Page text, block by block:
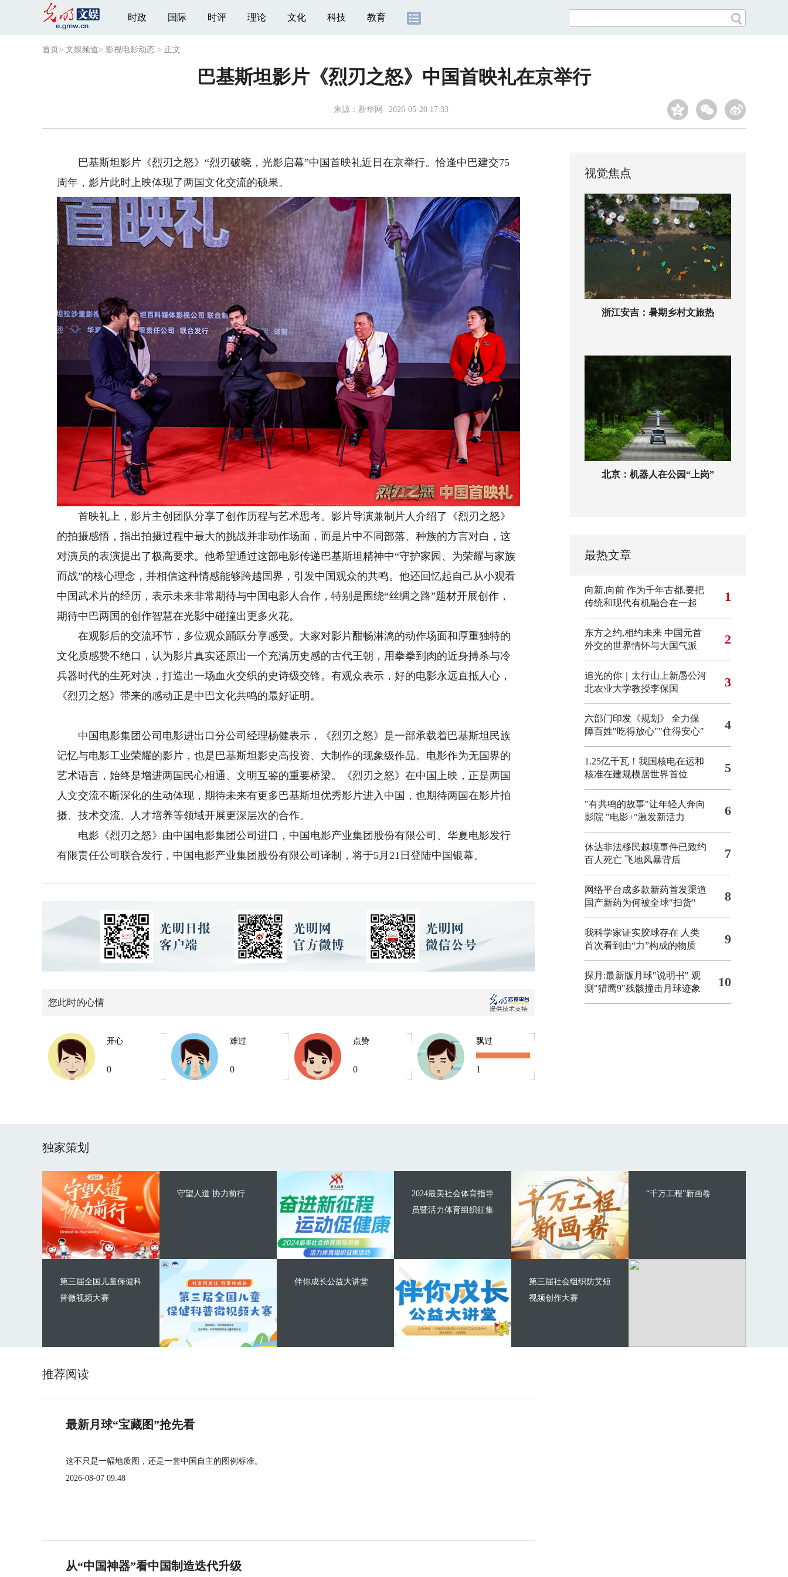
时政 国际 时评 理论 文化 科技 教育
首页 > 文娱频道> 影视电影动态 > 正文
巴基斯坦影片《烈刃之怒》中国首映礼在京举行
来源： 新华网 2026-05-20 17:33
巴基斯坦影片《烈刃之怒》“烈刃破晓，光影启幕”中国首映礼近日在京举行。恰逢中巴建交75
周年，影片此时上映体现了两国文化交流的硕果。
首映礼上，影片主创团队分享了创作历程与艺术思考。影片导演兼制片人介绍了《烈刃之怒》
的拍摄感悟，指出拍摄过程中最大的挑战并非动作场面，而是片中不同部落、种族的方言对白，这
对演员的表演提出了极高要求。他希望通过这部电影传递巴基斯坦精神中“守护家园、为荣耀与家族
而战”的核心理念，并相信这种情感能够跨越国界，引发中国观众的共鸣。他还回忆起自己从小观看
中国武术片的经历，表示未来非常期待与中国电影人合作，特别是围绕“丝绸之路”题材开展创作，
期待中巴两国的创作智慧在光影中碰撞出更多火花。
在观影后的交流环节，多位观众踊跃分享感受。大家对影片酣畅淋漓的动作场面和厚重独特的
文化质感赞不绝口，认为影片真实还原出一个充满历史感的古代王朝，用拳拳到肉的近身搏杀与冷
兵器时代的生死对决，打造出一场血火交织的史诗级交锋。有观众表示，好的电影永远直抵人心，
《烈刃之怒》带来的感动正是中巴文化共鸣的最好证明。
中国电影集团公司电影进出口分公司经理杨健表示，《烈刃之怒》是一部承载着巴基斯坦民族
记忆与电影工业荣耀的影片，也是巴基斯坦影史高投资、大制作的现象级作品。电影作为无国界的
艺术语言，始终是增进两国民心相通、文明互鉴的重要桥梁。《烈刃之怒》在中国上映，正是两国
人文交流不断深化的生动体现，期待未来有更多巴基斯坦优秀影片进入中国，也期待两国在影片拍
摄、技术交流、人才培养等领域开展更深层次的合作。
电影《烈刃之怒》由中国电影集团公司进口，中国电影产业集团股份有限公司、华夏电影发行
有限责任公司联合发行，中国电影产业集团股份有限公司译制，将于5月21日登陆中国银幕。
您此时的心情
开心
0
难过
0
点赞
0
飘过
1
视觉焦点
浙江安吉：暑期乡村文旅热
北京：机器人在公园“上岗”
最热文章
向新,向前 作为千年古都,要把
传统和现代有机融合在一起
1
东方之约,相约未来 中国元首
外交的世界情怀与大国气派
2
追光的你｜太行山上新愚公河
北农业大学教授李保国
3
六部门印发《规划》 全力保
障百姓"吃得放心""住得安心"
4
1.25亿千瓦！我国核电在运和
核准在建规模居世界首位
5
"有共鸣的故事"让年轻人奔向
影院 "电影+"激发新活力 6
休达非法移民越境事件已致约
百人死亡 飞地风暴背后 7
网络平台成多款新药首发渠道
国产新药为何被全球"扫货"
8
我科学家证实胶球存在 人类
首次看到由“力”构成的物质
9
探月:最新版月球"说明书" 观
测"猎鹰9"残骸撞击月球迹象
10
独家策划
守望人道 协力前行
第三届全国儿童保健科
普微视频大赛
2024最美社会体育指导
员暨活力体育组织征集
伴你成长公益大讲堂
“千万工程”新画卷
第三届社会组织防艾短
视频创作大赛
推荐阅读
最新月球“宝藏图”抢先看
这不只是一幅地质图，还是一套中国自主的图例标准。
2026-08-07 09:48
从“中国神器”看中国制造迭代升级